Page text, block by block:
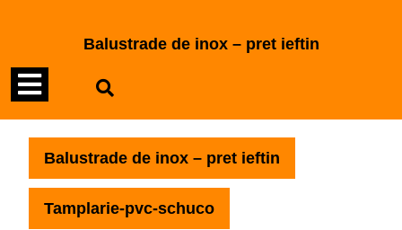
Balustrade de inox – pret ieftin
Open
Menu
Balustrade de inox – pret ieftin
Tamplarie-pvc-schuco